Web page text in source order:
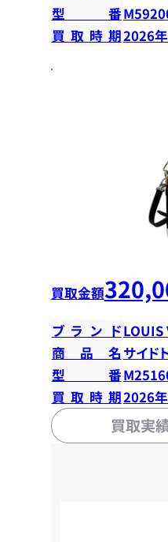
型番
買取時期2026
買取金額
ブランドLOUIS
商品名 サイド
型番
買取時期2026
買取実